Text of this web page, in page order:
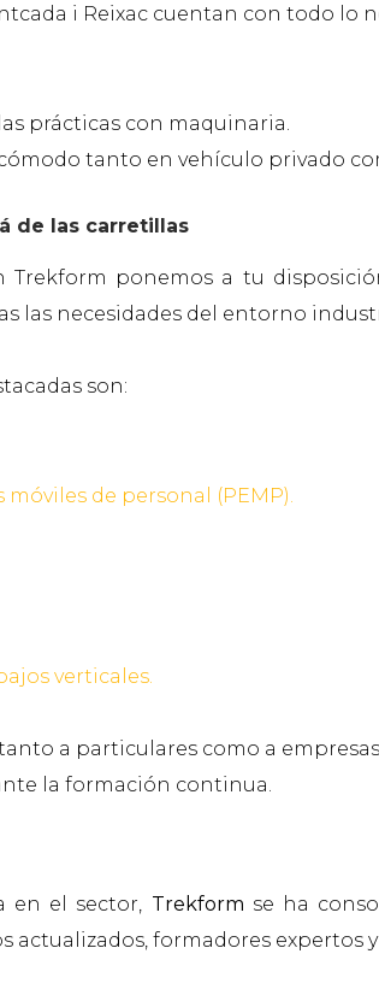
i Reixac cuentan con todo lo
prácticas con maquinaria.
tanto en vehículo privado
de las carretillas
Trekform ponemos a tu
las necesidades del entorno
son:
de personal (PEMP).
verticales.
a particulares como a
la formación continua.
en el sector, Trekform se ha
formadores expertos